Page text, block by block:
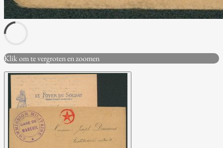
Klik om te vergroten en zoomen